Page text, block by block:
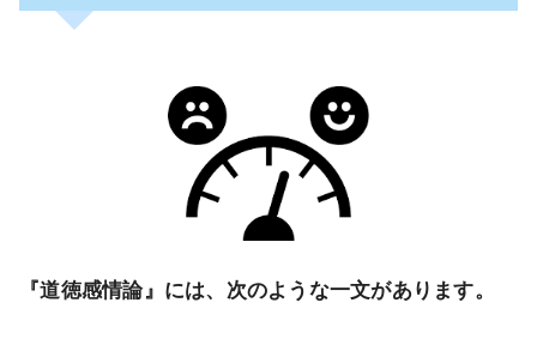
『道徳感情論』には、次のような一文があります。